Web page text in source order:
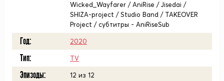
Wicked_Wayfarer / AniRise / Jisedai /
SHIZA-project / Studio Band / TAKEOVER
Project / субтитры - AniRiseSub
Год: 2020
Тип: TV
Эпизоды: 12 из 12